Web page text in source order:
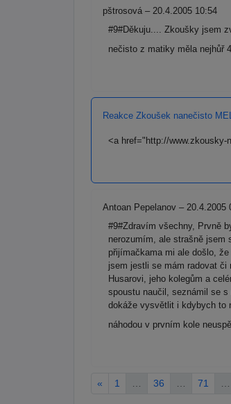
pštrosová – 20.4.2005 10:54
#9#Děkuju.... Zkoušky jsem
nečisto z matiky měla nejhůř
Reakce Zkoušek nanečisto
<a href="http://
Antoan Pepelanov – 20.4.2005
#9#Zdravím všechny, Prvně
nerozumím, ale strašně jsem
přijímačkama mi ale došlo,
jsem jestli se mám radovat
Husarovi, jeho kolegům a
spoustu naučil, seznámil se
dokáže vysvětlit i kdybych to
náhodou v prvním kole
« 1 36 71